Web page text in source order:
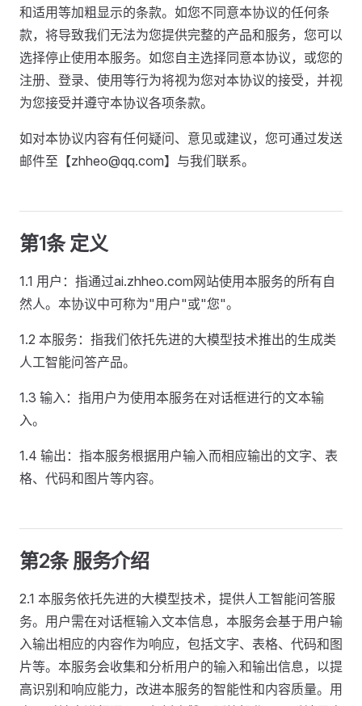
和适用等加粗显示的条款。如您不同意本协议的任何条
款，将导致我们无法为您提供完整的产品和服务，您可以
选择停止使用本服务。如您自主选择同意本协议，或您的
注册、登录、使用等行为将视为您对本协议的接受，并视
为您接受并遵守本协议各项条款。
如对本协议内容有任何疑问、意见或建议，您可通过发送
邮件至【zhheo@qq.com】与我们联系。
第1条 定义
1.1 用户：指通过ai.zhheo.com网站使用本服务的所有自
然人。本协议中可称为"用户"或"您"。
1.2 本服务：指我们依托先进的大模型技术推出的生成类
人工智能问答产品。
1.3 输入：指用户为使用本服务在对话框进行的文本输
入。
1.4 输出：指本服务根据用户输入而相应输出的文字、表
格、代码和图片等内容。
第2条 服务介绍
2.1 本服务依托先进的大模型技术，提供人工智能问答服
务。用户需在对话框输入文本信息，本服务会基于用户输
入输出相应的内容作为响应，包括文字、表格、代码和图
片等。本服务会收集和分析用户的输入和输出信息，以提
高识别和响应能力，改进本服务的智能性和内容质量。用